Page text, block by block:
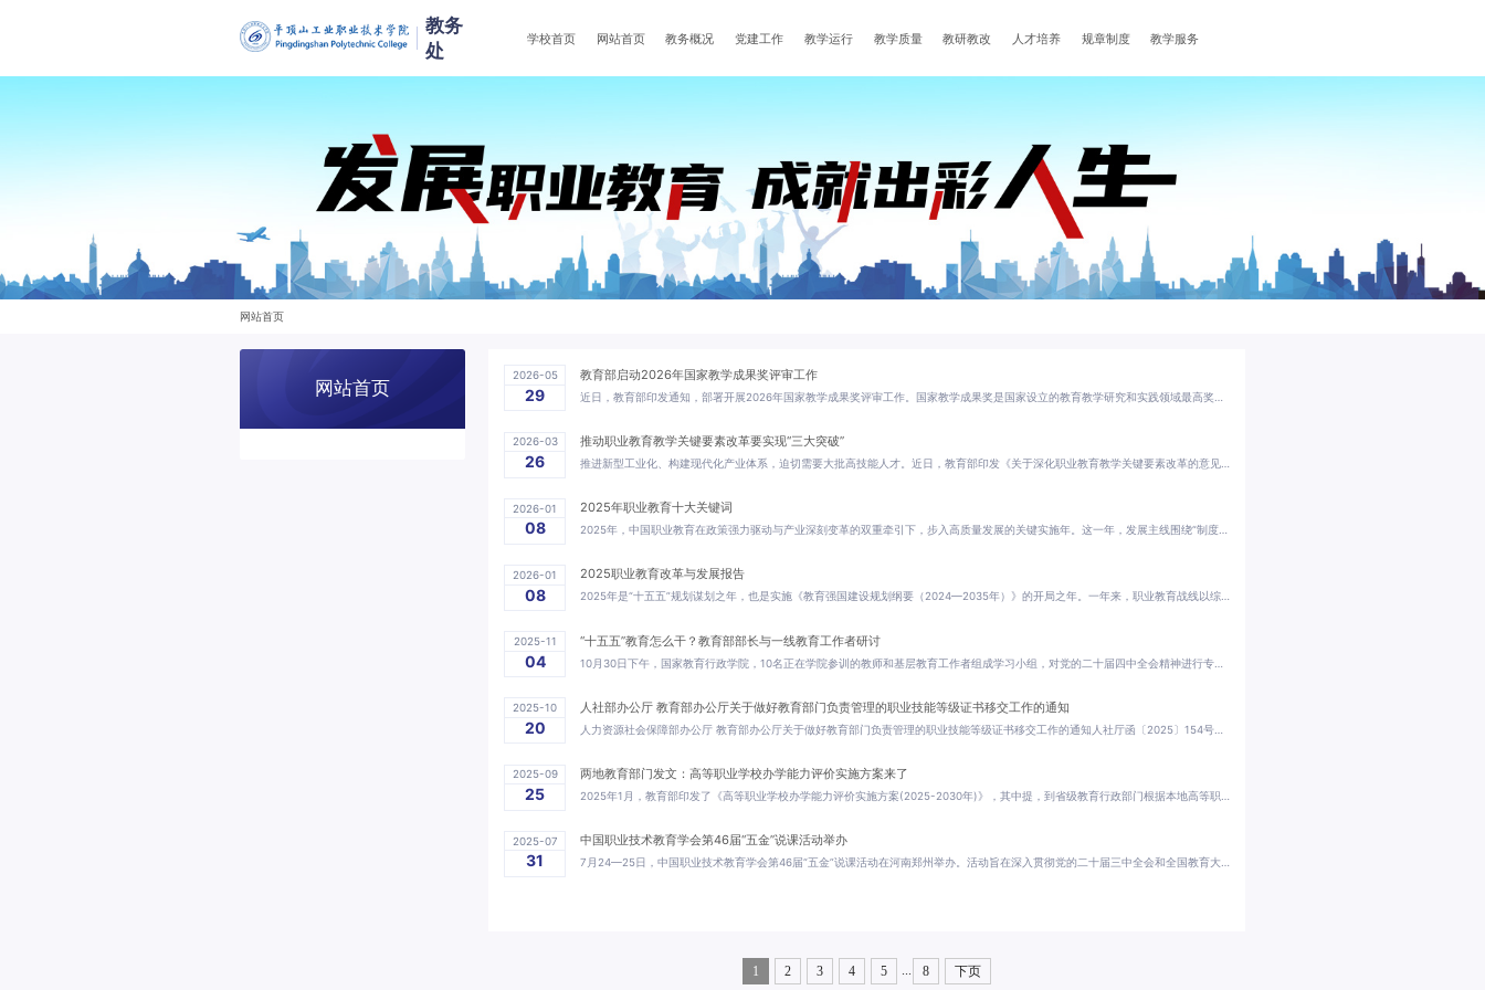
教务
处
学校首页 网站首页 教务概况 党建工作 教学运行 教学质量 教研教改 人才培养 规章制度 教学服务
网站首页
网站首页
2026-05
29
教育部启动2026年国家教学成果奖评审工作
2026-03
26
推动职业教育教学关键要素改革要实现“三大突破”
2026-01
08
2025年职业教育十大关键词
2026-01
08
2025职业教育改革与发展报告
2025年是“十五五”规划谋划之年，也是实施《教育强国建设规划纲要（2024—2035年）》的开局之年。一年来，职业教育战线以综合改革试点项目为抓手，紧紧围绕“三个布局体系”，高位推进第二期“双高建设计划”，组织实施“高技能人才集群培养计划”，在体系建设、内涵发展和质量提升等方面均取得新突破、实现新跨越，职业教育适应性、吸引力和国际影响力显著提升。现状与成绩（一）职业教育战略布局实现系统性跃升2025年伊始，...
2025-11
04
“十五五”教育怎么干？教育部部长与一线教育工作者研讨
2025-10
20
人社部办公厅 教育部办公厅关于做好教育部门负责管理的职业技能等级证书移交工作的通知
2025-09
25
两地教育部门发文：高等职业学校办学能力评价实施方案来了
2025-07
31
中国职业技术教育学会第46届“五金”说课活动举办
1 2 3 4 5 8 下页